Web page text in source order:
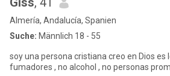
Almería, Andalucía, Spanien
Suche: Männlich 18 - 55
soy una persona cristiana creo en Dios es lo
fumadores , no alcohol , no personas